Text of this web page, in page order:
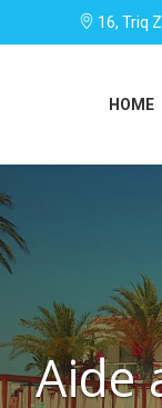
16, Triq
HOME
Aide